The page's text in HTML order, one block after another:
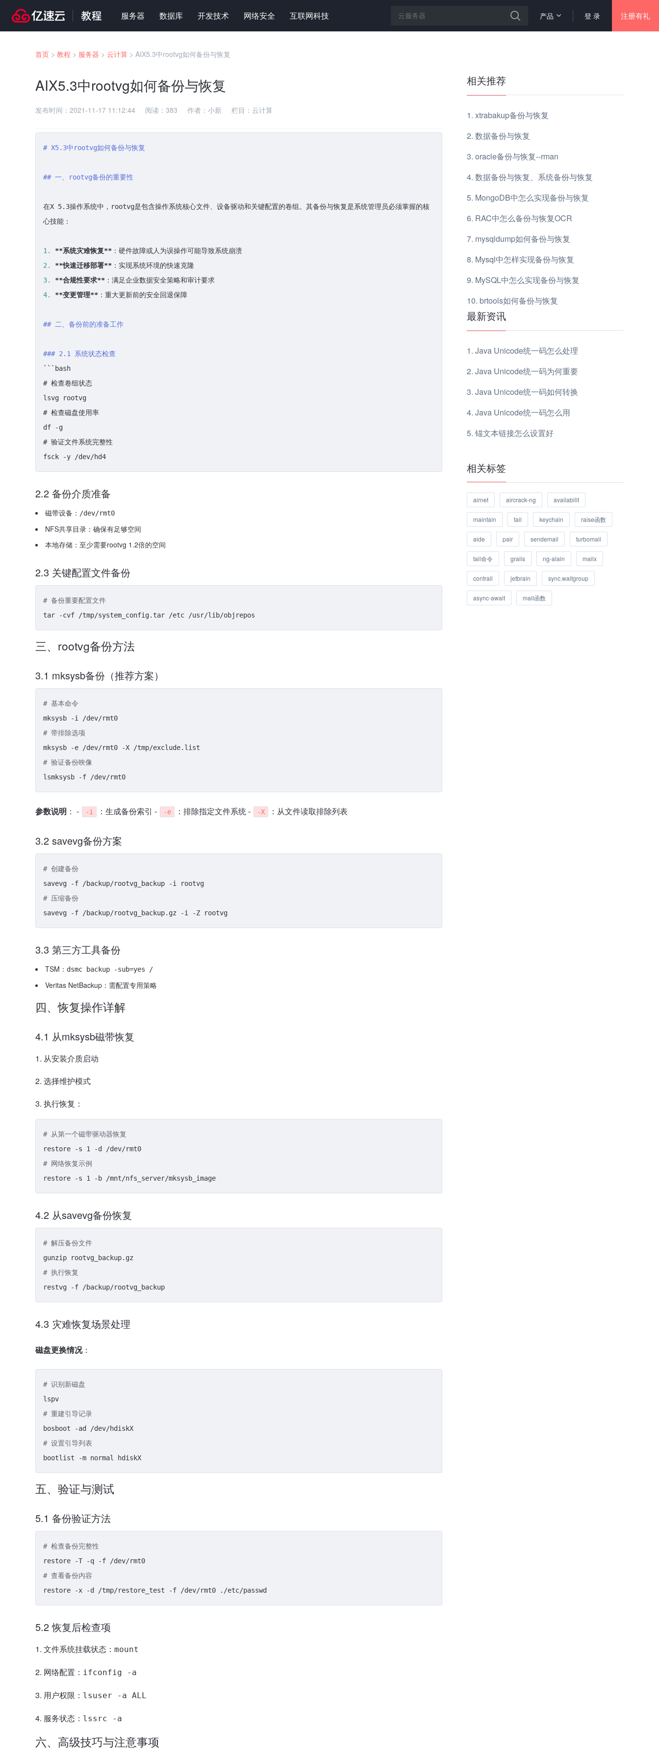
服务器 数据库 开发技术 网络安全 互联网科技 登 录 注册有礼
产品
首页 > 教程 > 服务器 > 云计算 > AIX5.3中rootvg如何备份与恢复
AIX5.3中rootvg如何备份与恢复
发布时间： 2021-11-17 11:12:44 阅读： 383 作者： 小新 栏目： 云计算
# X5.3中rootvg如何备份与恢复
## 一、rootvg备份的重要性
在X 5.3操作系统中，rootvg是包含操作系统核心文件、设备驱动和关键配置的卷组。其备份与恢复是系统管理员必须掌握的核
心技能：
1. **系统灾难恢复**
2.
**快速迁移部署**
3.
**合规性要求**
4.
**变更管理** ：重大更新前的安全回退保障
## 二、备份前的准备工作
### 2.1 系统状态检查
```bash
# 检查卷组状态
lsvg rootvg
# 检查磁盘使用率
df -g
# 验证文件系统完整性
2.2 备份介质准备
磁带设备： /dev/rmt0
NFS共享目录：确保有足够空间
本地存储：至少需要rootvg 1.2倍的空间
2.3 关键配置文件备份
# 备份重要配置文件
三、rootvg备份方法
3.1 mksysb备份（推荐方案）
# 基本命令
# 带排除选项
# 验证备份映像
参数说明 ： - -i ：生成备份索引 - -e ：排除指定文件系统 - -X ：从文件读取排除列表
3.2 savevg备份方案
# 创建备份
# 压缩备份
3.3 第三方工具备份
TSM： dsmc backup -sub=yes /
Veritas NetBackup：需配置专用策略
四、恢复操作详解
4.1 从mksysb磁带恢复
从安装介质启动
选择维护模式
执行恢复：
# 从第一个磁带驱动器恢复
# 网络恢复示例
4.2 从savevg备份恢复
# 解压备份文件
# 执行恢复
4.3 灾难恢复场景处理
磁盘更换情况：
# 识别新磁盘
# 重建引导记录
# 设置引导列表
五、验证与测试
5.1 备份验证方法
# 检查备份完整性
# 查看备份内容
5.2 恢复后检查项
文件系统挂载状态： mount
网络配置： ifconfig -a
用户权限： lsuser -a ALL
服务状态： lssrc -a
六、高级技巧与注意事项
最新资讯
Java Unicode统一码怎么处理
Java Unicode统一码为何重要
Java Unicode统一码如何转换
Java Unicode统一码怎么用
锚文本链接怎么设置好
相关推荐
xtrabakup备份与恢复
数据备份与恢复
oracle备份与恢复--rman
数据备份与恢复、系统备份与恢复
MongoDB中怎么实现备份与恢复
RAC中怎么备份与恢复OCR
mysqldump如何备份与恢复
Mysql中怎样实现备份与恢复
MySQL中怎么实现备份与恢复
brtools如何备份与恢复
相关标签
airnet aircrack-ng availabilit
maintain tail keychain raise函数
aide pair sendemail turbomail
tail命令 grails ng-alain mailx
contrail jetbrain sync.waitgroup
async-await mail函数